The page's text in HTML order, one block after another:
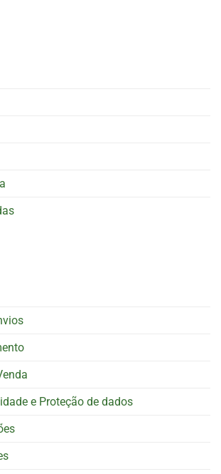
e Proteção de dados